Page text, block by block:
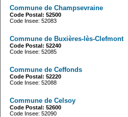
Commune de Champsevraine
Code Postal: 52500
Code Insee: 52083
Commune de Buxières-lès-Clefmont
Code Postal: 52240
Code Insee: 52085
Commune de Ceffonds
Code Postal: 52220
Code Insee: 52088
Commune de Celsoy
Code Postal: 52600
Code Insee: 52090